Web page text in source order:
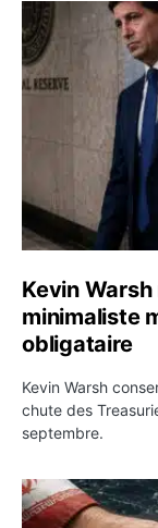
Kevin Warsh
Kevin
minimaliste
obligataire
Kevin Warsh
chute des
septembre.
Ormuz : l’Iran